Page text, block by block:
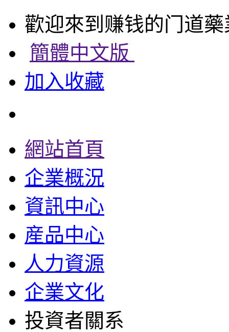
歡迎來到赚钱的门道
簡體中文版
加入收藏
網站首頁
企業概況
資訊中心
産品中心
人力資源
企業文化
投資者關系